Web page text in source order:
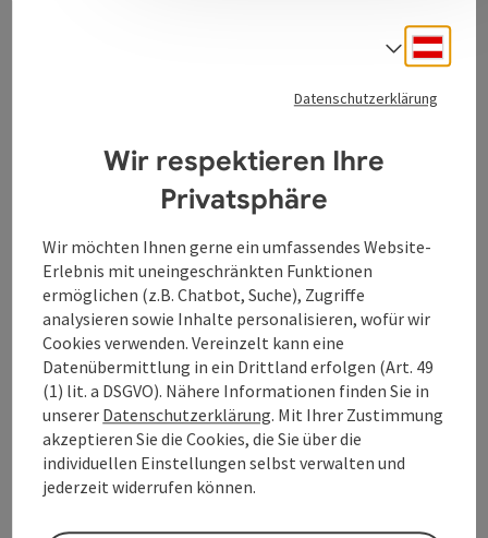
Die Apotheke der Barmherzigen Brüder blickt auf eine
bewegte, 200 Jahre lange Erfolgsgeschichte zurück.
In den letzten 10 Jahren hat die Apotheke der
in der Pharmazie national wie international
Kontakt
Öffnungszeiten
Anreise/Lage
Datenschutzerklärung
Wir respektieren Ihre
Privatsphäre
Wir möchten Ihnen gerne ein umfassendes Website-
Erlebnis mit uneingeschränkten Funktionen
ermöglichen (z.B. Chatbot, Suche), Zugriffe
analysieren sowie Inhalte personalisieren, wofür wir
Cookies verwenden. Vereinzelt kann eine
Datenübermittlung in ein Drittland erfolgen (Art. 49
(1) lit. a DSGVO). Nähere Informationen finden Sie in
unserer Datenschutzerklärung. Mit Ihrer Zustimmung
akzeptieren Sie die Cookies, die Sie über die
individuellen Einstellungen selbst verwalten und
jederzeit widerrufen können.